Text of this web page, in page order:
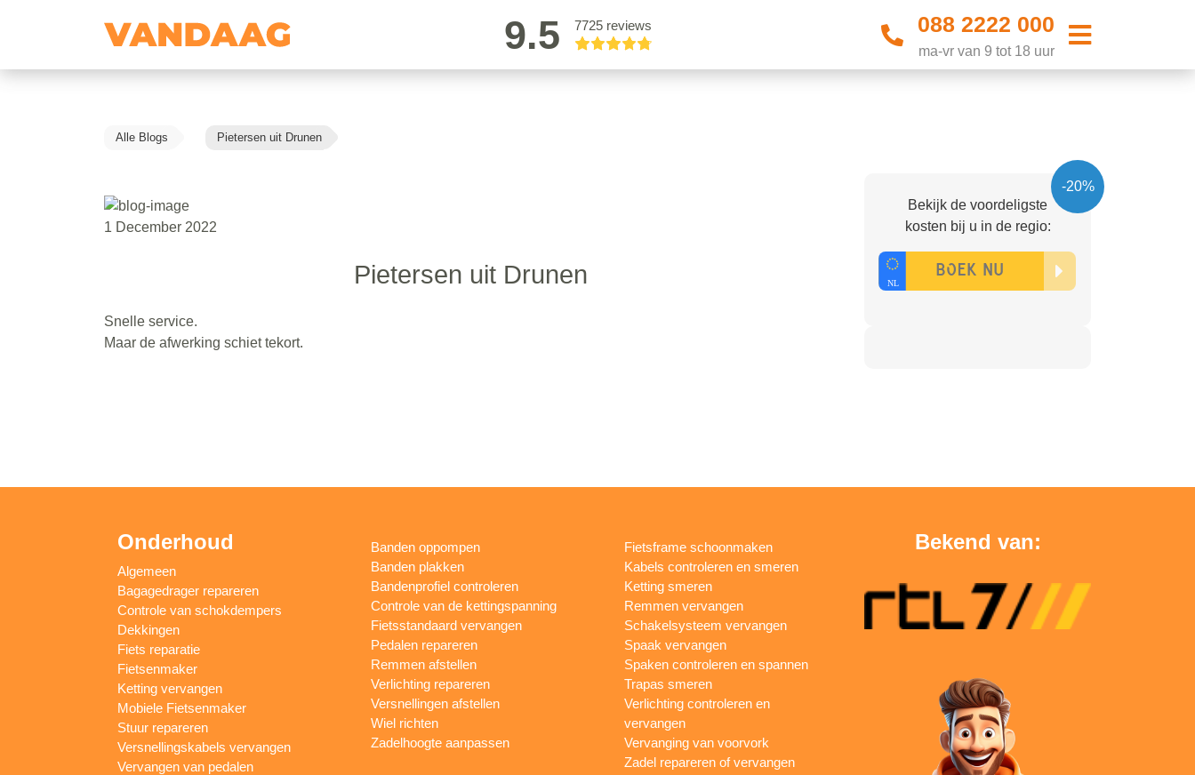
9.5 7725 reviews 088 2222 000
ma-vr van 9 tot 18 uur
Alle Blogs Pietersen uit Drunen
1 December 2022
Pietersen uit Drunen
Snelle service.
Maar de afwerking schiet tekort.
-20%
Bekijk de voordeligste
kosten bij u in de regio:
Onderhoud
Algemeen
Bagagedrager repareren
Controle van schokdempers
Dekkingen
Fiets reparatie
Fietsenmaker
Ketting vervangen
Mobiele Fietsenmaker
Stuur repareren
Versnellingskabels vervangen
Vervangen van pedalen
Banden oppompen
Banden plakken
Bandenprofiel controleren
Controle van de kettingspanning
Fietsstandaard vervangen
Pedalen repareren
Remmen afstellen
Verlichting repareren
Versnellingen afstellen
Wiel richten
Zadelhoogte aanpassen
Fietsframe schoonmaken
Kabels controleren en smeren
Ketting smeren
Remmen vervangen
Schakelsysteem vervangen
Spaak vervangen
Spaken controleren en spannen
Trapas smeren
Verlichting controleren en
vervangen
Vervanging van voorvork
Zadel repareren of vervangen
Bekend van: